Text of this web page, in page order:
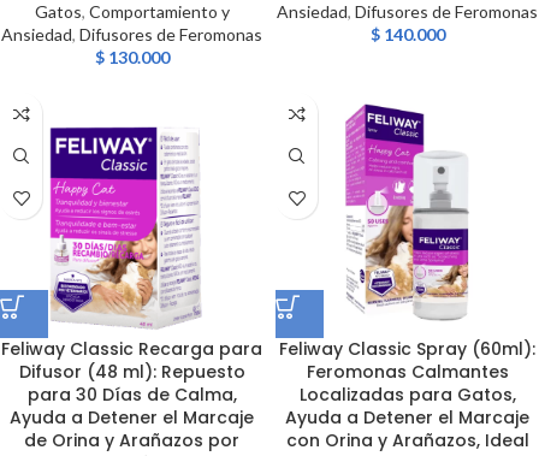
Gatos, Comportamiento y
Ansiedad, Difusores de Feromonas
$130.000
Ansiedad, Difusores de Feromonas
$140.000
Feliway Classic Recarga para
Difusor (48 ml): Repuesto
para 30 Días de Calma,
Ayuda a Detener el Marcaje
de Orina y Arañazos por
Feliway Classic Spray (60ml):
Feromonas Calmantes
Localizadas para Gatos,
Ayuda a Detener el Marcaje
con Orina y Arañazos, Ideal